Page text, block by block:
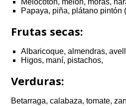
Melocotón, melón, moras,
Papaya, piña, plátano pintón
Frutas secas:
Albaricoque, almendras,
Higos, maní, pistachos,
Verduras:
Betarraga, calabaza, tomate,